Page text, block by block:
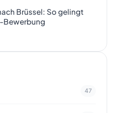
Brüssel: So gelingt
47